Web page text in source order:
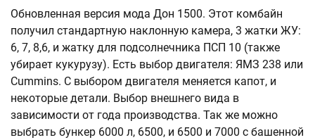
Обновленная версия мода Дон 1500. Этот комбайн
получил стандартную наклонную камера, 3 жатки ЖУ:
6, 7, 8,6, и жатку для подсолнечника ПСП 10 (также
убирает кукурузу). Есть выбор двигателя: ЯМЗ 238 или
Cummins. С выбором двигателя меняется капот, и
некоторые детали. Выбор внешнего вида в
зависимости от года производства. Так же можно
выбрать бункер 6000 л, 6500, и 6500 и 7000 с башенной